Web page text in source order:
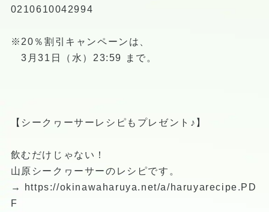
0210610042994
※20％割引キャンペーンは、
3月31日（水）23:59 まで。
【シークヮーサーレシピもプレゼント♪】
飲むだけじゃない！
山原シークヮーサーのレシピです。
→
https://okinawaharuya.net/a/haruyarecipe.PD
F